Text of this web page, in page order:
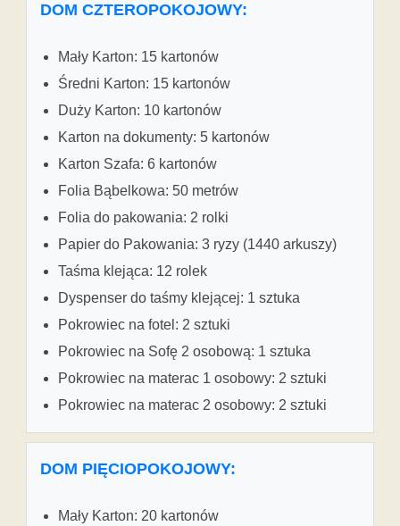
DOM CZTEROPOKOJOWY:
Mały Karton: 15 kartonów
Średni Karton: 15 kartonów
Duży Karton: 10 kartonów
Karton na dokumenty: 5 kartonów
Karton Szafa: 6 kartonów
Folia Bąbelkowa: 50 metrów
Folia do pakowania: 2 rolki
Papier do Pakowania: 3 ryzy (1440 arkuszy)
Taśma klejąca: 12 rolek
Dyspenser do taśmy klejącej: 1 sztuka
Pokrowiec na fotel: 2 sztuki
Pokrowiec na Sofę 2 osobową: 1 sztuka
Pokrowiec na materac 1 osobowy: 2 sztuki
Pokrowiec na materac 2 osobowy: 2 sztuki
DOM PIĘCIOPOKOJOWY:
Mały Karton: 20 kartonów